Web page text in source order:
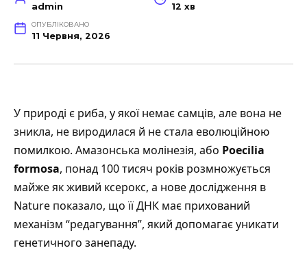
admin 12 хв
ОПУБЛІКОВАНО
11 Червня, 2026
У природі є риба, у якої немає самців, але вона не
зникла, не виродилася й не стала еволюційною
помилкою. Амазонська молінезія, або Poecilia
formosa, понад 100 тисяч років розмножується
майже як живий ксерокс, а нове дослідження в
Nature показало, що її ДНК має прихований
механізм “редагування”, який допомагає уникати
генетичного занепаду.